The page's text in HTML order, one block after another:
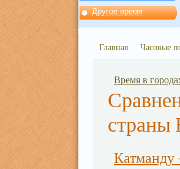
Другое время
Главная Часовые
Время в
страны
Катманду